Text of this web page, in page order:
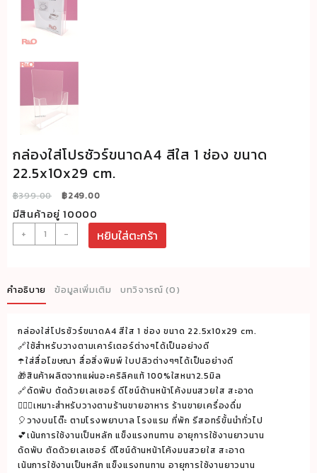
กล่องใส่โปรชัวร์ขนาดA4 สีใส 1 ช่อง ขนาด
22.5x10x29 cm.
฿399.00
Original
price
was:
฿399.00.
฿249.00Current
is:
฿249.00.
มีสินค้าอยู่ 10000
+
จำนวน
กล่อง
โปร
ชัวร์
สีใส
1
ช่อง
ขนาด
22.5x10x29
cm.
ชิ้น
- หยิบใส่ตะกร้า
คำอธิบาย ข้อมูลเพิ่มเติม บทวิจารณ์ (0)
กล่องใส่โปรชัวร์ขนาดA4 สีใส 1 ช่อง ขนาด 22.5x10x29 cm.
🔗ใช้สำหรับวางตามเคาร์เตอร์ต่างๆได้เป็นอย่างดี
☂️ใส่สื่อโฆษณา สื่อสิ่งพิมพ์ ใบปลิวต่างๆๆได้เป็นอย่างดี
🎁สินค้าผลิตจากแผ่นอะคริลิคแท้ 100%ใสหนา2.5มิล
🔗ดัดพับ ตัดด้วยเลเซอร์ ดีไซน์ด้านหน้าโค้งมนสวยใส สะอาด
🕵🏻‍♀️เหมาะสำหรับวางตามร้านขายอาหาร ร้านขายเครื่องดื่ม
🎈วางบนโต๊ะ ตามโรงพยาบาล โรงแรม ที่พัก รีสอทร์ขั้นนำทั่วไป
💕เน้นการใช้งานเป็นหลัก แข็งแรงทนทาน อายุการใช้งานยาวนาน
ดัดพับ ตัดด้วยเลเซอร์ ดีไซน์ด้านหน้าโค้งมนสวยใส สะอาด
เน้นการใช้งานเป็นหลัก แข็งแรงทนทาน อายุการใช้งานยาวนาน